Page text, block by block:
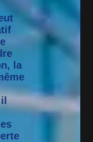
la
il